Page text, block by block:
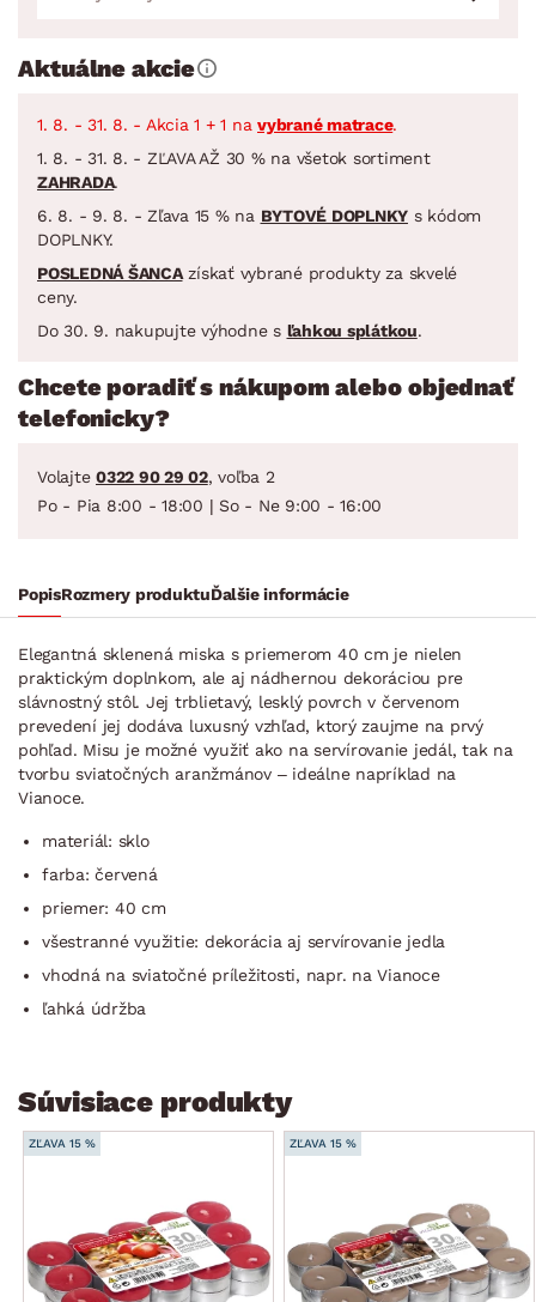
Aktuálne akcie
1. 8. - 31. 8. - Akcia 1 + 1 na vybrané matrace.
1. 8. - 31. 8. - ZĽAVA AŽ 30 % na všetok sortiment
ZAHRADA.
6. 8. - 9. 8. - Zľava 15 % na BYTOVÉ DOPLNKY s kódom
DOPLNKY.
POSLEDNÁ ŠANCAzískať vybrané produkty za skvelé
ceny.
Do 30. 9. nakupujte výhodne s ľahkou splátkou.
Chcete poradiť s nákupom alebo objednať
telefonicky?
Volajte 0322 90 29 02, voľba 2
Po - Pia 8:00 - 18:00 | So - Ne 9:00 - 16:00
PopisRozmery produktuĎalšie informácie
Elegantná sklenená miska s priemerom 40 cm je nielen
praktickým doplnkom, ale aj nádhernou dekoráciou pre
slávnostný stôl. Jej trblietavý, lesklý povrch v červenom
prevedení jej dodáva luxusný vzhľad, ktorý zaujme na prvý
pohľad. Misu je možné využiť ako na servírovanie jedál, tak na
tvorbu sviatočných aranžmánov – ideálne napríklad na
Vianoce.
materiál: sklo
farba: červená
priemer: 40 cm
všestranné využitie: dekorácia aj servírovanie jedla
vhodná na sviatočné príležitosti, napr. na Vianoce
ľahká údržba
Súvisiace produkty
ZĽAVA 15 % ZĽAVA 15 %